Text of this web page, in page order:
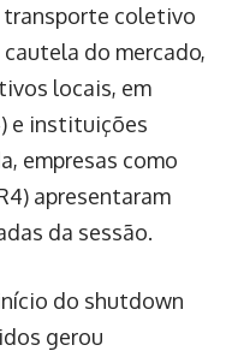
transporte coletivo
do mercado,
locais, em
e instituições
empresas como
apresentaram
da sessão.
do shutdown
gerou